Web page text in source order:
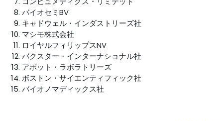
バイオセミBV
キャドウェル・インダストリーズ社
マシモ株式会社
ロイヤルフィリップスNV
バクスター・インターナショナル社
アボット・ラボラトリーズ
ボストン・サイエンティフィック社
バイオノマディックス社